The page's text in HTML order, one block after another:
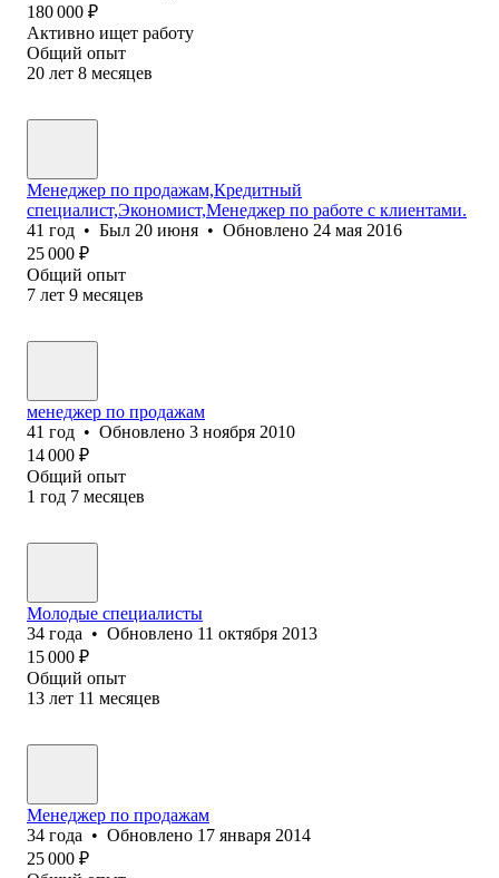
180 000 ₽
Активно ищет работу
Общий опыт
20 лет 8 месяцев
Менеджер по продажам,Кредитный
специалист,Экономист,Менеджер по работе с клиентами.
41 год • Был 20 июня • Обновлено 24 мая 2016
25 000 ₽
Общий опыт
7 лет 9 месяцев
менеджер по продажам
41 год • Обновлено 3 ноября 2010
14 000 ₽
Общий опыт
1 год 7 месяцев
Молодые специалисты
34 года • Обновлено 11 октября 2013
15 000 ₽
Общий опыт
13 лет 11 месяцев
Менеджер по продажам
34 года • Обновлено 17 января 2014
25 000 ₽